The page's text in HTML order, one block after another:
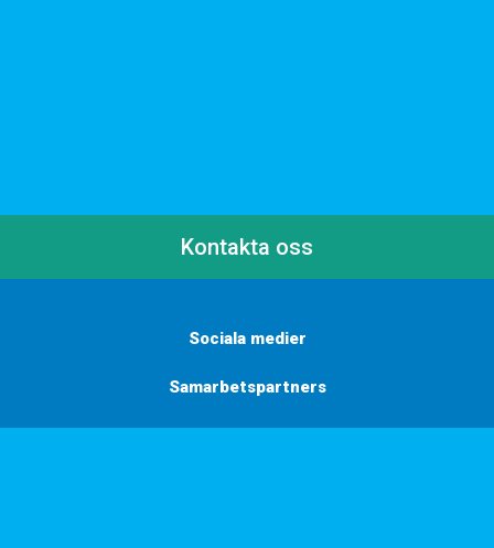
Kontakta oss
Sociala medier
Samarbetspartners